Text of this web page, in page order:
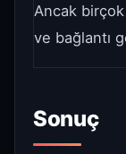
Ancak
ve bağlantı
Sonuç